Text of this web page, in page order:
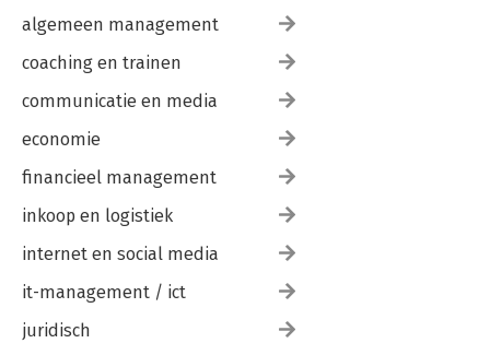
algemeen management
coaching en trainen
communicatie en media
economie
financieel management
inkoop en logistiek
internet en social media
it-management / ict
juridisch